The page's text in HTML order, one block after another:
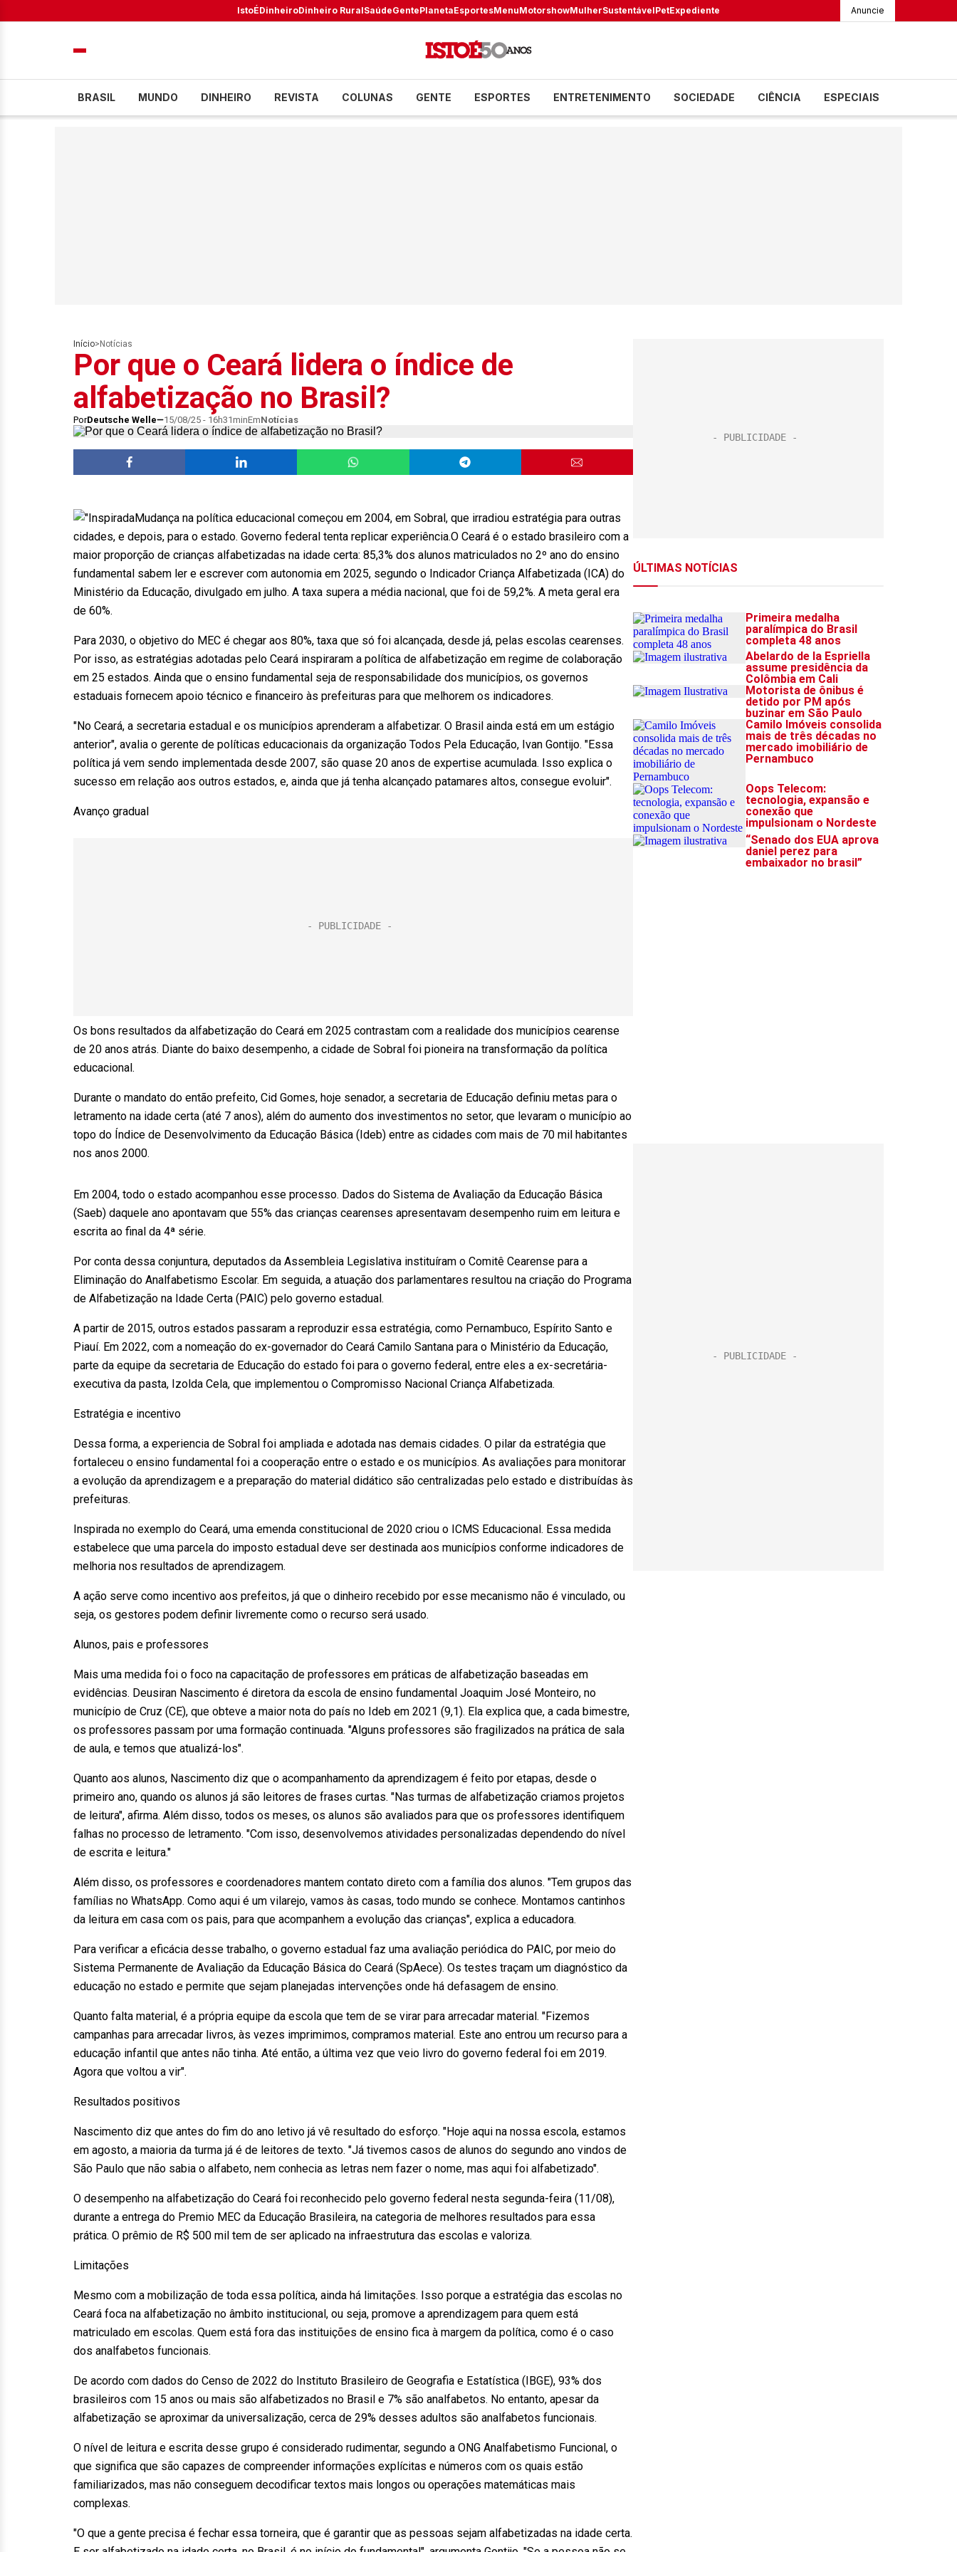
IstoÉDinheiroDinheiro RuralSaúdeGentePlanetaEsportesMenuMotorshowMulherSustentávelPetExpediente Anuncie
BRASIL MUNDO DINHEIRO REVISTA COLUNAS GENTE ESPORTES ENTRETENIMENTO SOCIEDADE CIÊNCIA ESPECIAIS
Início> Notícias
Por que o Ceará lidera o índice de
alfabetização no Brasil?
PorDeutsche Welle 15/08/25 - 16h31minEmNotícias
Mudança na política educacional começou em 2004, em Sobral, que irradiou estratégia para outras
cidades, e depois, para o estado. Governo federal tenta replicar experiência.O Ceará é o estado brasileiro com a
maior proporção de crianças alfabetizadas na idade certa: 85,3% dos alunos matriculados no 2º ano do ensino
fundamental sabem ler e escrever com autonomia em 2025, segundo o Indicador Criança Alfabetizada (ICA) do
Ministério da Educação, divulgado em julho. A taxa supera a média nacional, que foi de 59,2%. A meta geral era
de 60%.
Para 2030, o objetivo do MEC é chegar aos 80%, taxa que só foi alcançada, desde já, pelas escolas cearenses.
Por isso, as estratégias adotadas pelo Ceará inspiraram a política de alfabetização em regime de colaboração
em 25 estados. Ainda que o ensino fundamental seja de responsabilidade dos municípios, os governos
estaduais fornecem apoio técnico e financeiro às prefeituras para que melhorem os indicadores.
"No Ceará, a secretaria estadual e os municípios aprenderam a alfabetizar. O Brasil ainda está em um estágio
anterior", avalia o gerente de políticas educacionais da organização Todos Pela Educação, Ivan Gontijo. "Essa
política já vem sendo implementada desde 2007, são quase 20 anos de expertise acumulada. Isso explica o
sucesso em relação aos outros estados, e, ainda que já tenha alcançado patamares altos, consegue evoluir".
Avanço gradual
Os bons resultados da alfabetização do Ceará em 2025 contrastam com a realidade dos municípios cearense
de 20 anos atrás. Diante do baixo desempenho, a cidade de Sobral foi pioneira na transformação da política
educacional.
Durante o mandato do então prefeito, Cid Gomes, hoje senador, a secretaria de Educação definiu metas para o
letramento na idade certa (até 7 anos), além do aumento dos investimentos no setor, que levaram o município ao
topo do Índice de Desenvolvimento da Educação Básica (Ideb) entre as cidades com mais de 70 mil habitantes
nos anos 2000.
Em 2004, todo o estado acompanhou esse processo. Dados do Sistema de Avaliação da Educação Básica
(Saeb) daquele ano apontavam que 55% das crianças cearenses apresentavam desempenho ruim em leitura e
escrita ao final da 4ª série.
Por conta dessa conjuntura, deputados da Assembleia Legislativa instituíram o Comitê Cearense para a
Eliminação do Analfabetismo Escolar. Em seguida, a atuação dos parlamentares resultou na criação do Programa
de Alfabetização na Idade Certa (PAIC) pelo governo estadual.
A partir de 2015, outros estados passaram a reproduzir essa estratégia, como Pernambuco, Espírito Santo e
Piauí. Em 2022, com a nomeação do ex-governador do Ceará Camilo Santana para o Ministério da Educação,
parte da equipe da secretaria de Educação do estado foi para o governo federal, entre eles a ex-secretária-
executiva da pasta, Izolda Cela, que implementou o Compromisso Nacional Criança Alfabetizada.
Estratégia e incentivo
Dessa forma, a experiencia de Sobral foi ampliada e adotada nas demais cidades. O pilar da estratégia que
fortaleceu o ensino fundamental foi a cooperação entre o estado e os municípios. As avaliações para monitorar
a evolução da aprendizagem e a preparação do material didático são centralizadas pelo estado e distribuídas às
prefeituras.
Inspirada no exemplo do Ceará, uma emenda constitucional de 2020 criou o ICMS Educacional. Essa medida
estabelece que uma parcela do imposto estadual deve ser destinada aos municípios conforme indicadores de
melhoria nos resultados de aprendizagem.
A ação serve como incentivo aos prefeitos, já que o dinheiro recebido por esse mecanismo não é vinculado, ou
seja, os gestores podem definir livremente como o recurso será usado.
Alunos, pais e professores
Mais uma medida foi o foco na capacitação de professores em práticas de alfabetização baseadas em
evidências. Deusiran Nascimento é diretora da escola de ensino fundamental Joaquim José Monteiro, no
município de Cruz (CE), que obteve a maior nota do país no Ideb em 2021 (9,1). Ela explica que, a cada bimestre,
os professores passam por uma formação continuada. "Alguns professores são fragilizados na prática de sala
de aula, e temos que atualizá-los".
Quanto aos alunos, Nascimento diz que o acompanhamento da aprendizagem é feito por etapas, desde o
primeiro ano, quando os alunos já são leitores de frases curtas. "Nas turmas de alfabetização criamos projetos
de leitura", afirma. Além disso, todos os meses, os alunos são avaliados para que os professores identifiquem
falhas no processo de letramento. "Com isso, desenvolvemos atividades personalizadas dependendo do nível
de escrita e leitura."
Além disso, os professores e coordenadores mantem contato direto com a família dos alunos. "Tem grupos das
famílias no WhatsApp. Como aqui é um vilarejo, vamos às casas, todo mundo se conhece. Montamos cantinhos
da leitura em casa com os pais, para que acompanhem a evolução das crianças", explica a educadora.
Para verificar a eficácia desse trabalho, o governo estadual faz uma avaliação periódica do PAIC, por meio do
Sistema Permanente de Avaliação da Educação Básica do Ceará (SpAece). Os testes traçam um diagnóstico da
educação no estado e permite que sejam planejadas intervenções onde há defasagem de ensino.
Quanto falta material, é a própria equipe da escola que tem de se virar para arrecadar material. "Fizemos
campanhas para arrecadar livros, às vezes imprimimos, compramos material. Este ano entrou um recurso para a
educação infantil que antes não tinha. Até então, a última vez que veio livro do governo federal foi em 2019.
Agora que voltou a vir".
Resultados positivos
Nascimento diz que antes do fim do ano letivo já vê resultado do esforço. "Hoje aqui na nossa escola, estamos
em agosto, a maioria da turma já é de leitores de texto. "Já tivemos casos de alunos do segundo ano vindos de
São Paulo que não sabia o alfabeto, nem conhecia as letras nem fazer o nome, mas aqui foi alfabetizado".
O desempenho na alfabetização do Ceará foi reconhecido pelo governo federal nesta segunda-feira (11/08),
durante a entrega do Premio MEC da Educação Brasileira, na categoria de melhores resultados para essa
prática. O prêmio de R$ 500 mil tem de ser aplicado na infraestrutura das escolas e valoriza.
Limitações
Mesmo com a mobilização de toda essa política, ainda há limitações. Isso porque a estratégia das escolas no
Ceará foca na alfabetização no âmbito institucional, ou seja, promove a aprendizagem para quem está
matriculado em escolas. Quem está fora das instituições de ensino fica à margem da política, como é o caso
dos analfabetos funcionais.
De acordo com dados do Censo de 2022 do Instituto Brasileiro de Geografia e Estatística (IBGE), 93% dos
brasileiros com 15 anos ou mais são alfabetizados no Brasil e 7% são analfabetos. No entanto, apesar da
alfabetização se aproximar da universalização, cerca de 29% desses adultos são analfabetos funcionais.
O nível de leitura e escrita desse grupo é considerado rudimentar, segundo a ONG Analfabetismo Funcional, o
que significa que são capazes de compreender informações explícitas e números com os quais estão
familiarizados, mas não conseguem decodificar textos mais longos ou operações matemáticas mais
complexas.
"O que a gente precisa é fechar essa torneira, que é garantir que as pessoas sejam alfabetizadas na idade certa.